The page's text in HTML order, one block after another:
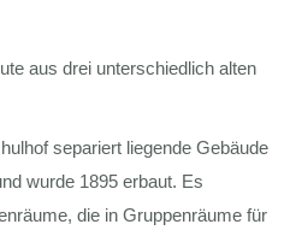
aus drei unterschiedlich alten
separiert liegende Gebäude
wurde 1895 erbaut. Es
die in Gruppenräume für